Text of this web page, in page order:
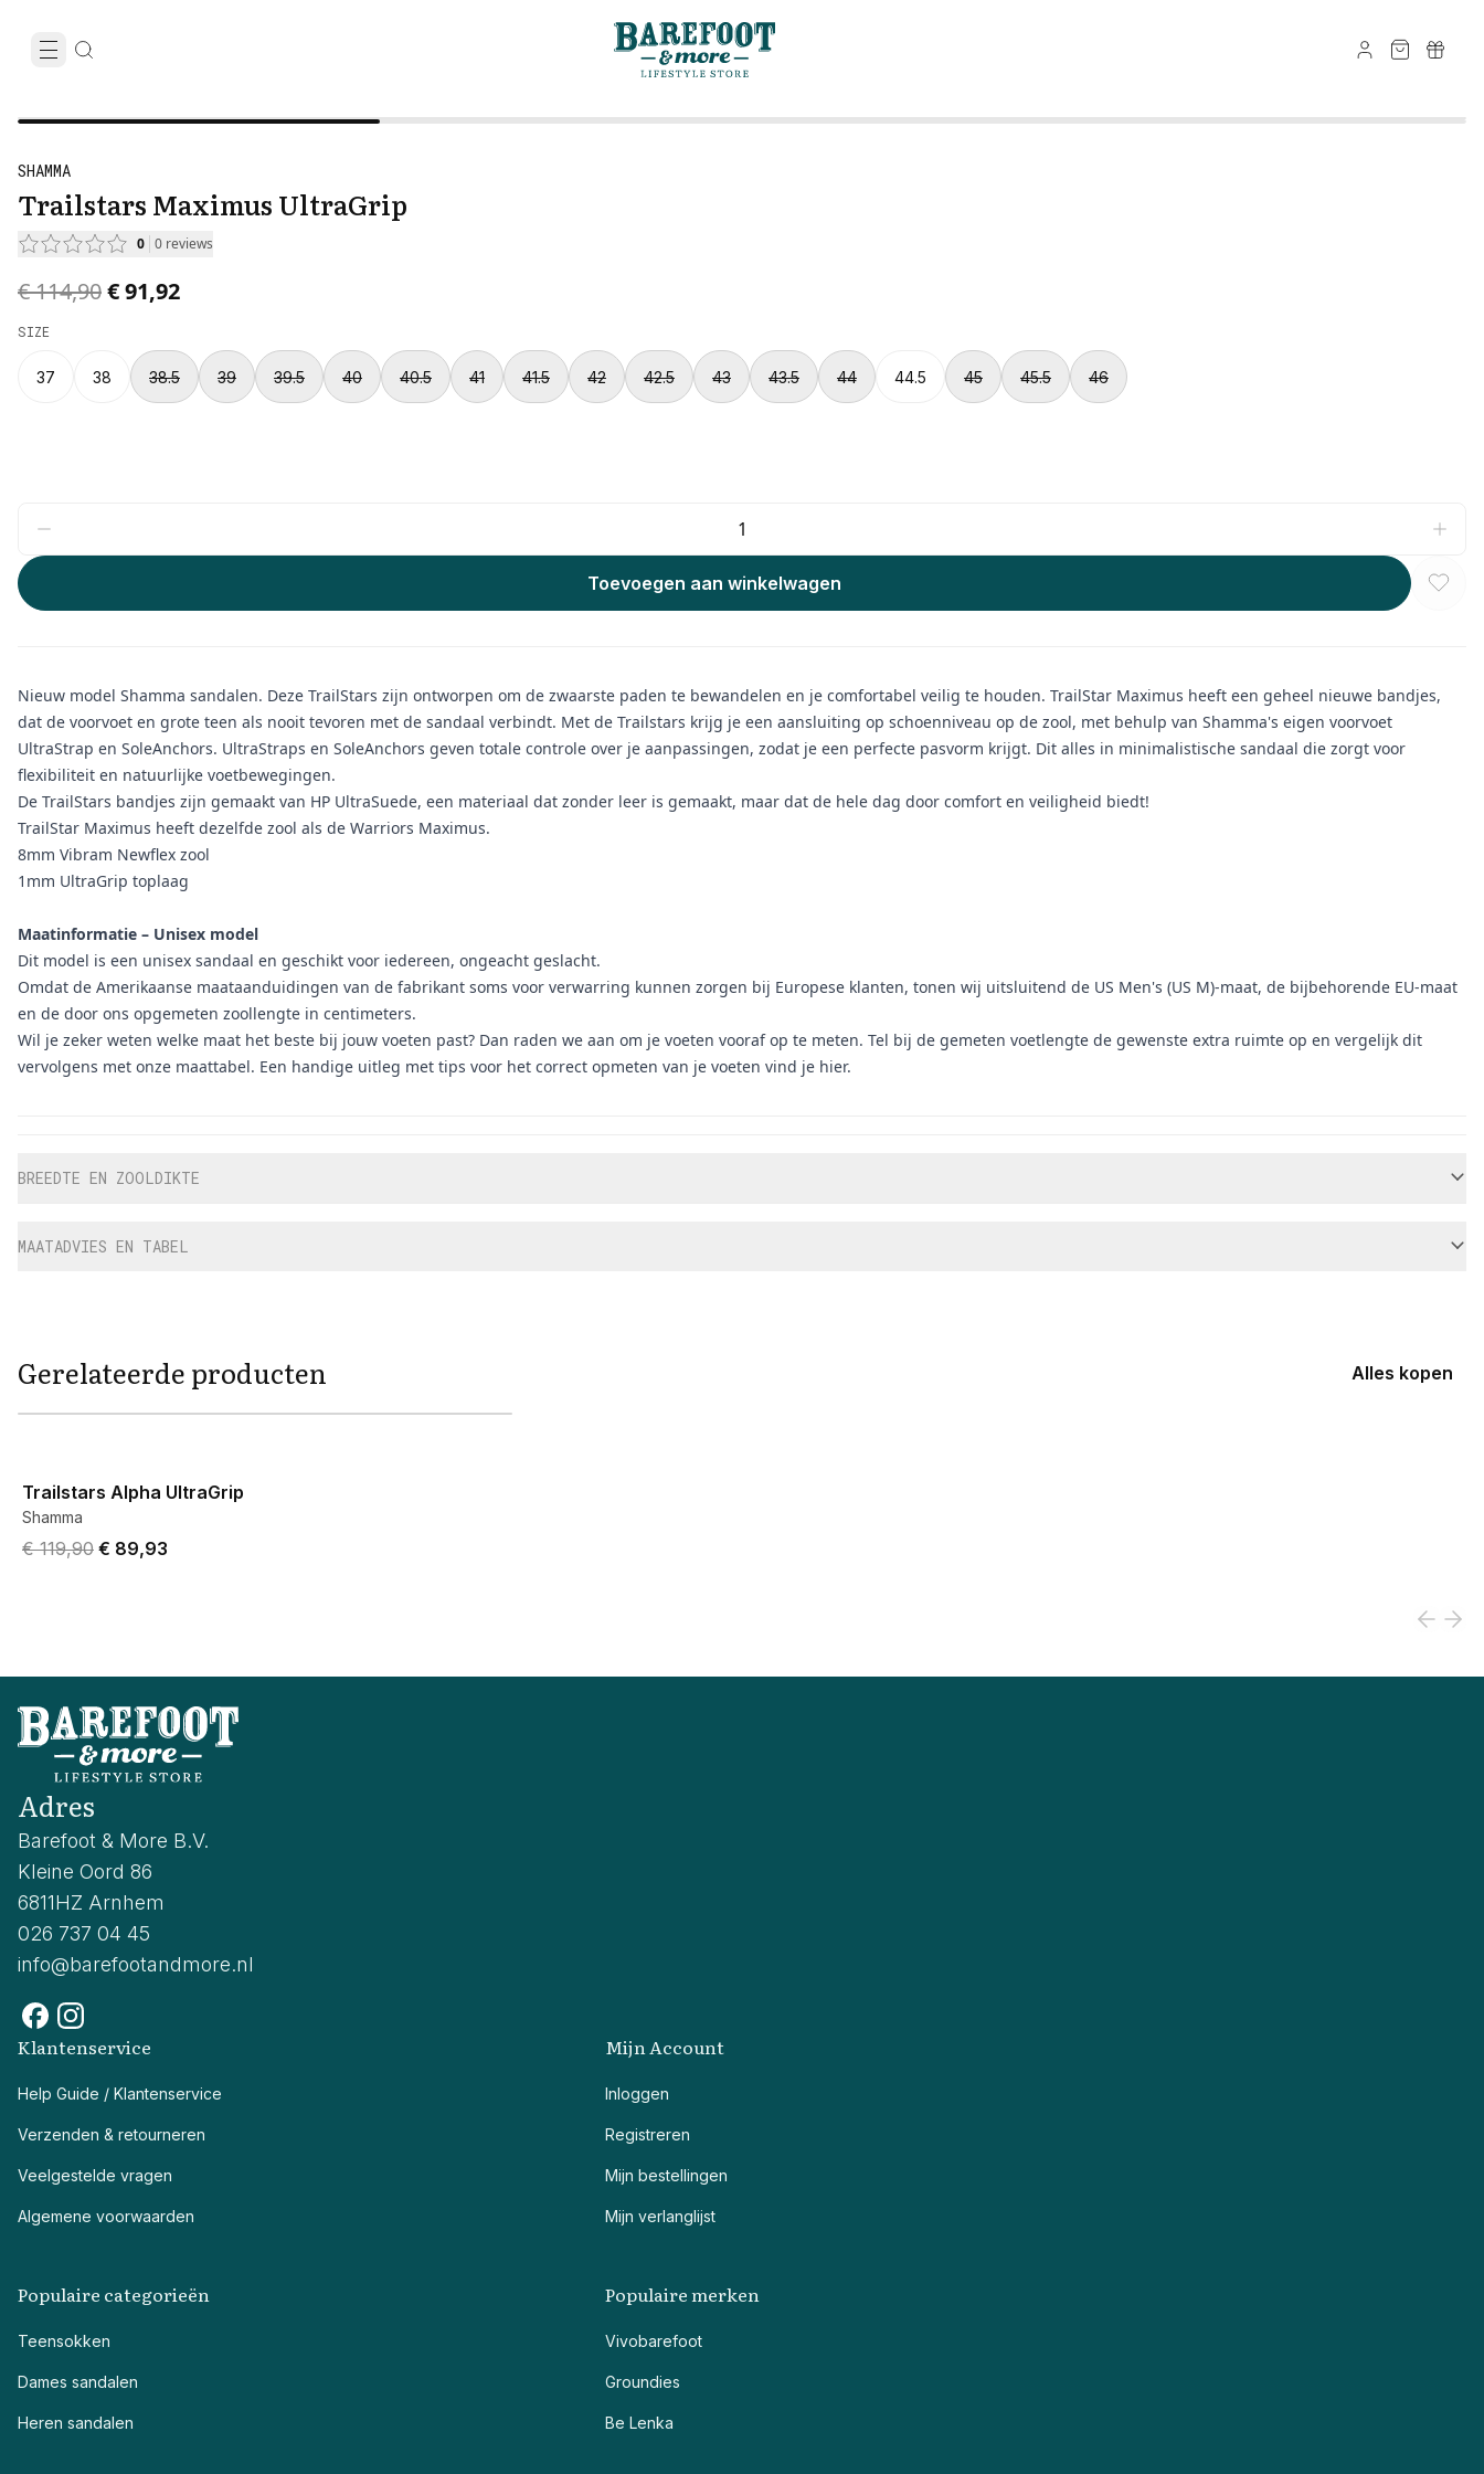
SHAMMA
Trailstars Maximus UltraGrip
0 0 reviews
Original price was € 114,90.
€ 114,90Current price is € 91,92.
€ 91,92
SIZE
37 38 38.5 39 39.5 40 40.5 41 41.5 42 42.5 43 43.5 44 44.5 45 45.5 46
Toevoegen aan winkelwagen
Nieuw model Shamma sandalen. Deze TrailStars zijn ontworpen om de zwaarste paden te bewandelen en je comfortabel veilig te houden. TrailStar Maximus heeft een geheel nieuwe bandjes,
dat de voorvoet en grote teen als nooit tevoren met de sandaal verbindt. Met de Trailstars krijg je een aansluiting op schoenniveau op de zool, met behulp van Shamma's eigen voorvoet
UltraStrap en SoleAnchors. UltraStraps en SoleAnchors geven totale controle over je aanpassingen, zodat je een perfecte pasvorm krijgt. Dit alles in minimalistische sandaal die zorgt voor
flexibiliteit en natuurlijke voetbewegingen.
De TrailStars bandjes zijn gemaakt van HP UltraSuede, een materiaal dat zonder leer is gemaakt, maar dat de hele dag door comfort en veiligheid biedt!
TrailStar Maximus heeft dezelfde zool als de Warriors Maximus.
8mm Vibram Newflex zool
1mm UltraGrip toplaag
Maatinformatie – Unisex model
Dit model is een unisex sandaal en geschikt voor iedereen, ongeacht geslacht.
Omdat de Amerikaanse maataanduidingen van de fabrikant soms voor verwarring kunnen zorgen bij Europese klanten, tonen wij uitsluitend de US Men's (US M)-maat, de bijbehorende EU-maat
en de door ons opgemeten zoollengte in centimeters.
Wil je zeker weten welke maat het beste bij jouw voeten past? Dan raden we aan om je voeten vooraf op te meten. Tel bij de gemeten voetlengte de gewenste extra ruimte op en vergelijk dit
vervolgens met onze maattabel. Een handige uitleg met tips voor het correct opmeten van je voeten vind je hier.
BREEDTE EN ZOOLDIKTE
MAATADVIES EN TABEL
Gerelateerde producten Alles kopen
Trailstars Alpha UltraGrip
Shamma
Original price was € 119,90.
€ 119,90 Current price is € 89,93.
€ 89,93
Adres
Barefoot & More B.V.
Kleine Oord 86
6811HZ Arnhem
026 737 04 45
info@barefootandmore.nl
Klantenservice
Help Guide / Klantenservice
Verzenden & retourneren
Veelgestelde vragen
Algemene voorwaarden
Mijn Account
Inloggen
Registreren
Mijn bestellingen
Mijn verlanglijst
Populaire categorieën
Teensokken
Dames sandalen
Heren sandalen
Populaire merken
Vivobarefoot
Groundies
Be Lenka